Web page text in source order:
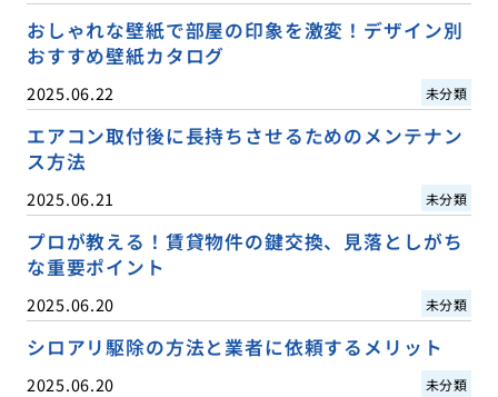
おしゃれな壁紙で部屋の印象を激変！デザイン別
おすすめ壁紙カタログ
2025.06.22 未分類
エアコン取付後に長持ちさせるためのメンテナン
ス方法
2025.06.21 未分類
プロが教える！賃貸物件の鍵交換、見落としがち
な重要ポイント
2025.06.20 未分類
シロアリ駆除の方法と業者に依頼するメリット
2025.06.20 未分類